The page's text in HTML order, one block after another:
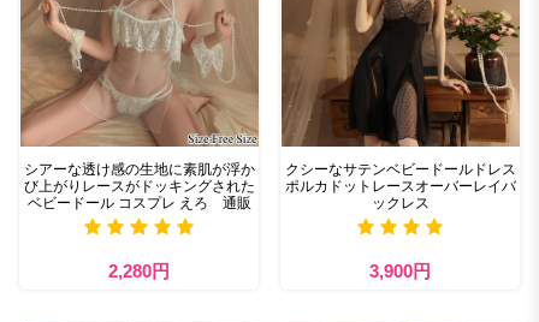
シアーな透け感の生地に素肌が浮か
び上がりレースがドッキングされた
ベビードール コスプレ えろ 通販
2,280円
クシーなサテンベビードールドレス
ポルカドットレースオーバーレイバ
ックレス
3,900円